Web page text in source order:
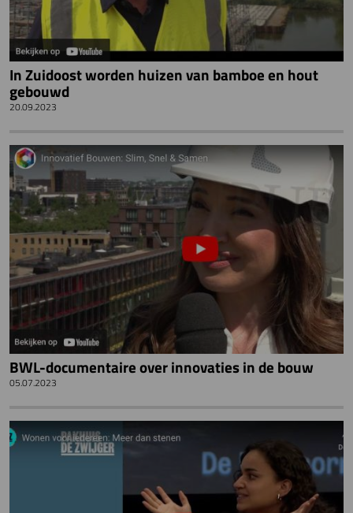
In Zuidoost worden huizen van bamboe en hout
gebouwd
20.09.2023
BWL-documentaire over innovaties in de bouw
05.07.2023